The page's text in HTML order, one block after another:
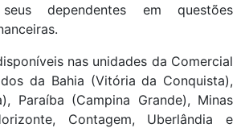
dependentes em questões
nas unidades da Comercial
da Bahia (Vitória da Conquista),
Paraíba (Campina Grande), Minas
Contagem, Uberlândia e